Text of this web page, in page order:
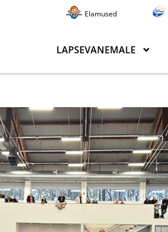
Elamused
LAPSEVANEMALE